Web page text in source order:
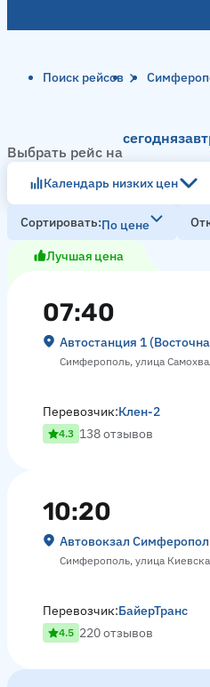
Поиск рейсов
Выбрать рейс на
сегодня
Календарь низких цен
Сортировать По цене
Лучшая цена
07:40
Автостанция 1
Симферополь, улица
Перевозчик:Клен-2
4.3 138 отзывов
10:20
Автовокзал
Симферополь, улица
Перевозчик:БайерТранс
4.5 220 отзывов